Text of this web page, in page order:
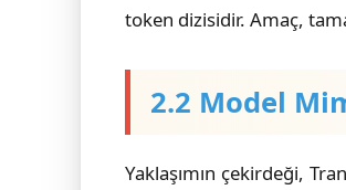
token dizisidir. Amaç,
2.2 Model
Yaklaşımın çekirdeği,